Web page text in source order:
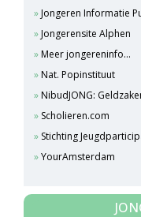
Jongeren Informatie
Jongerensite Alphen
Meer jongereninfo...
Nat. Popinstituut
NibudJONG:
Scholieren.com
Stichting
YourAmsterdam